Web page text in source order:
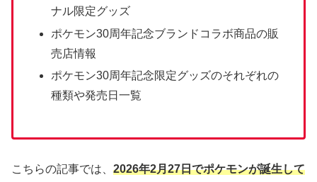
ナル限定グッズ
ポケモン30周年記念ブランドコラボ商品の販
売店情報
ポケモン30周年記念限定グッズのそれぞれの
種類や発売日一覧
こちらの記事では、 2026年2月27日でポケモンが誕生して